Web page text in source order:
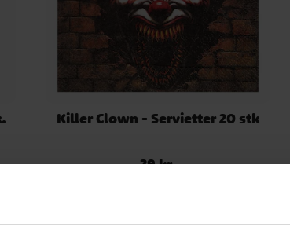
Killer Clown - Servietter 20 stk
Pris:29 kr.
29 kr.